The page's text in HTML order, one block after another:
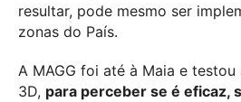
resultar, pode mesmo ser
zonas do País.
A MAGG foi até à Maia e testou
3D, para perceber se é eficaz,